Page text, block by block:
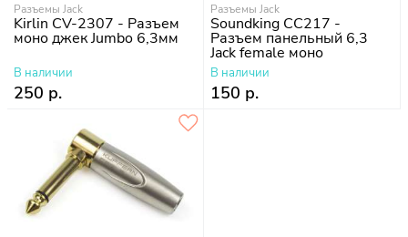
Разъемы Jack
Kirlin CV-2307 - Разъем
моно джек Jumbo 6,3мм
В наличии
250 р.
Разъемы Jack
Soundking CC217 -
Разъем панельный 6,3
Jack female моно
В наличии
150 р.